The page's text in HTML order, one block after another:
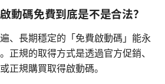
動碼免費到底是不是合法？
、長期穩定的「免費啟動碼」能永
正規的取得方式是透過官方促銷、
正規購買取得啟動碼。